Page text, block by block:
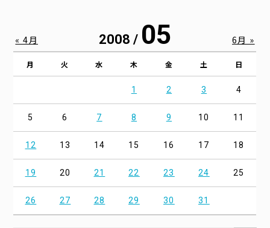
2008 / 05
月 火 水 木 金 土 日
1 2 3 4
5 6 7 8 9 10 11
12 13 14 15 16 17 18
19 20 21 22 23 24 25
26 27 28 29 30 31
« 4月 6月 »